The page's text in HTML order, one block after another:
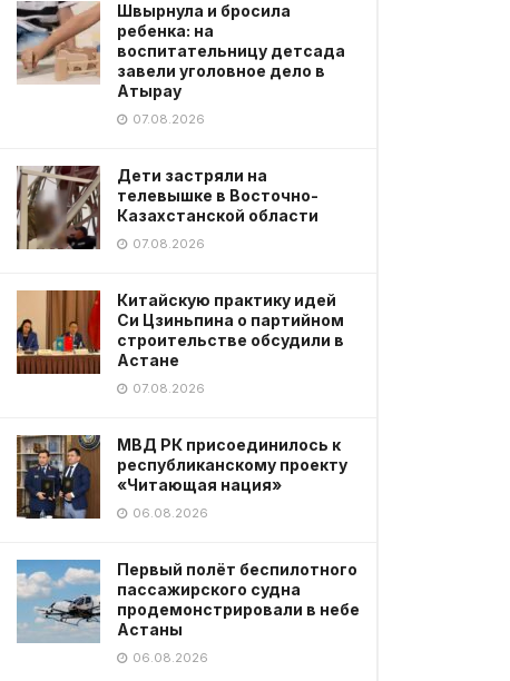
Швырнула и бросила
ребенка: на
воспитательницу детсада
завели уголовное дело в
Атырау
07.08.2026
Дети застряли на
телевышке в Восточно-
Казахстанской области
07.08.2026
Китайскую практику идей
Си Цзиньпина о партийном
строительстве обсудили в
Астане
07.08.2026
МВД РК присоединилось к
республиканскому проекту
«Читающая нация»
06.08.2026
Первый полёт беспилотного
пассажирского судна
продемонстрировали в небе
Астаны
06.08.2026